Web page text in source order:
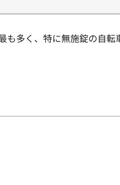
多く、特に無施錠の自転